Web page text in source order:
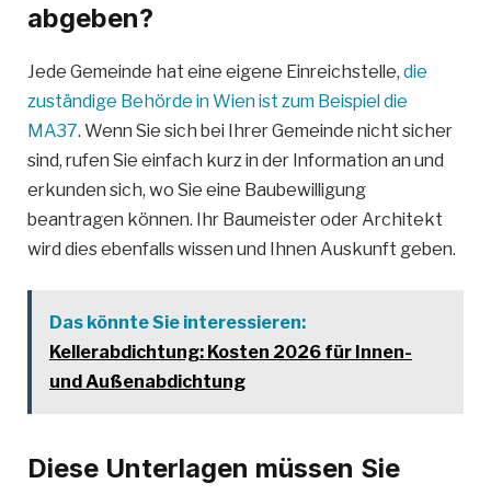
abgeben?
Jede Gemeinde hat eine eigene Einreichstelle, die
zuständige Behörde in Wien ist zum Beispiel die
MA37. Wenn Sie sich bei Ihrer Gemeinde nicht sicher
sind, rufen Sie einfach kurz in der Information an und
erkunden sich, wo Sie eine Baubewilligung
beantragen können. Ihr Baumeister oder Architekt
wird dies ebenfalls wissen und Ihnen Auskunft geben.
Das könnte Sie interessieren:
Kellerabdichtung: Kosten 2026 für Innen-
und Außenabdichtung
Diese Unterlagen müssen Sie